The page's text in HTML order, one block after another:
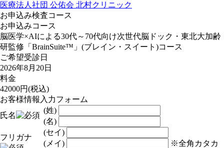
医療法人社団 公佑会 北村クリニック
お申込み検査コース
お申込みコース
脳医学×AIによる30代～70代向け次世代脳ドック・東北大加齢
研監修「BrainSuite™」(ブレイン・スイート)コース
ご希望受診日
2026年8月20日
料金
42000円(税込)
お客様情報入力フォーム
氏名
(姓)
(名)
フリガナ
(セイ)
(メイ)
※全角カタカ